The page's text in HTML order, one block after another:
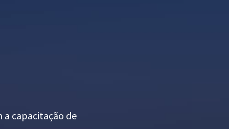
capacitação de